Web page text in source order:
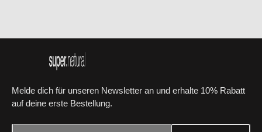
Melde dich für unseren Newsletter an und erhalte 10% Rabatt
auf deine erste Bestellung.